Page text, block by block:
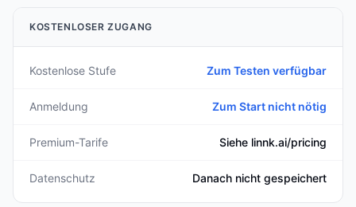
KOSTENLOSER ZUGANG
Kostenlose Stufe Zum Testen verfügbar
Anmeldung Zum Start nicht nötig
Premium-Tarife Siehe linnk.ai/pricing
Datenschutz Danach nicht gespeichert